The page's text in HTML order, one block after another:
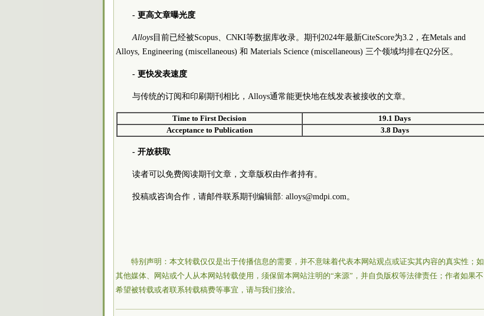
- 更高文章曝光度
Alloys 目前已经被Scopus、CNKI等数据库收录。期刊2024年最新CiteScore为3.2，在Metals and
Alloys, Engineering (miscellaneous) 和 Materials Science (miscellaneous) 三个领域均排在Q2分区。
- 更快发表速度
与传统的订阅和印刷期刊相比，Alloys通常能更快地在线发表被接收的文章。
Time to First Decision
19.1 Days
Acceptance to Publication
3.8 Days
- 开放获取
读者可以免费阅读期刊文章，文章版权由作者持有。
投稿或咨询合作，请邮件联系期刊编辑部: alloys@mdpi.com。
特别声明：本文转载仅仅是出于传播信息的需要，并不意味着代表本网站观点或证实其内容的真实性；如
其他媒体、网站或个人从本网站转载使用，须保留本网站注明的“来源”，并自负版权等法律责任；作者如果不
希望被转载或者联系转载稿费等事宜，请与我们接洽。